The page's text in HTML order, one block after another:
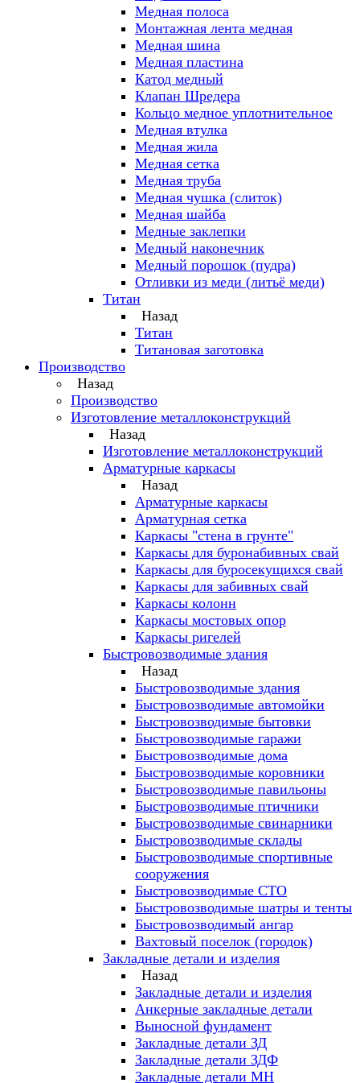
Медная полоса
Монтажная лента медная
Медная шина
Медная пластина
Катод медный
Клапан Шредера
Кольцо медное уплотнительное
Медная втулка
Медная жила
Медная сетка
Медная труба
Медная чушка (слиток)
Медная шайба
Медные заклепки
Медный наконечник
Медный порошок (пудра)
Отливки из меди (литьё меди)
Титан
Назад
Титан
Титановая заготовка
Производство
Назад
Производство
Изготовление металлоконструкций
Назад
Изготовление металлоконструкций
Арматурные каркасы
Назад
Арматурные каркасы
Арматурная сетка
Каркасы "стена в грунте"
Каркасы для буронабивных свай
Каркасы для буросекущихся свай
Каркасы для забивных свай
Каркасы колонн
Каркасы мостовых опор
Каркасы ригелей
Быстровозводимые здания
Назад
Быстровозводимые здания
Быстровозводимые автомойки
Быстровозводимые бытовки
Быстровозводимые гаражи
Быстровозводимые дома
Быстровозводимые коровники
Быстровозводимые павильоны
Быстровозводимые птичники
Быстровозводимые свинарники
Быстровозводимые склады
Быстровозводимые спортивные
сооружения
Быстровозводимые СТО
Быстровозводимые шатры и тенты
Быстровозводимый ангар
Вахтовый поселок (городок)
Закладные детали и изделия
Назад
Закладные детали и изделия
Анкерные закладные детали
Выносной фундамент
Закладные детали ЗД
Закладные детали ЗДФ
Закладные детали МН